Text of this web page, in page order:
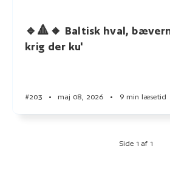
🔹🔺🔸 Baltisk hval,
krig der ku'
#203 • maj 08, 2026 • 9 min læsetid
Side 1 af 1